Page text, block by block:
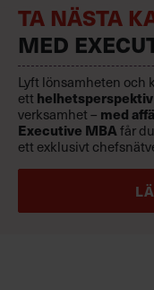
TA NÄSTA
MED
Lyft lönsamheten och
ett helhetsperspektiv
verksamhet – med
Executive MBAfår
ett exklusivt